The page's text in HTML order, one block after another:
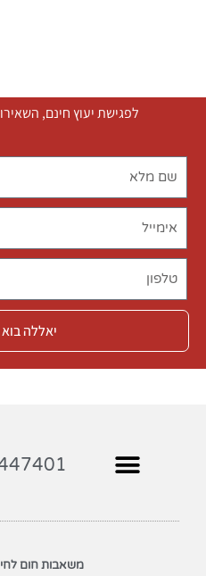
לפגישת יעוץ חינם,
יאללה
משאבות חום